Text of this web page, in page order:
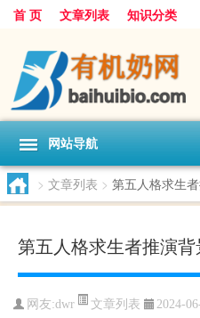
首 页 文章列表 知识分类
网站导航
> 文章列表 > 第五人格求生
第五人格求生者推演
网友:dwr 文章列表 2024-